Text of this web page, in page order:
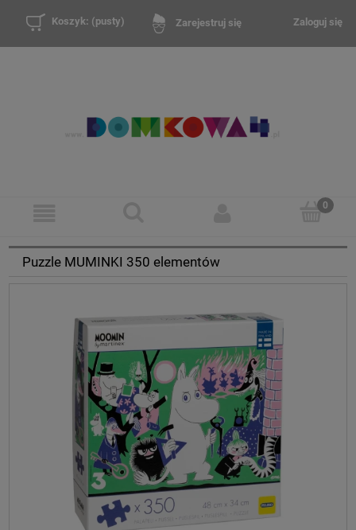
Zarejestruj się Zaloguj się
Koszyk: (pusty)
Puzzle MUMINKI 350 elementów